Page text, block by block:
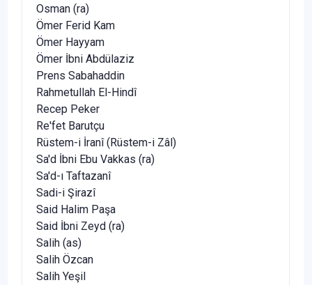
Osman (ra)
Ömer Ferid Kam
Ömer Hayyam
Ömer İbni Abdülaziz
Prens Sabahaddin
Rahmetullah El-Hindî
Recep Peker
Re'fet Barutçu
Rüstem-i İranî (Rüstem-i Zâl)
Sa'd İbni Ebu Vakkas (ra)
Sa'd-ı Taftazanî
Sadi-i Şirazî
Said Halim Paşa
Said İbni Zeyd (ra)
Salih (as)
Salih Özcan
Salih Yeşil